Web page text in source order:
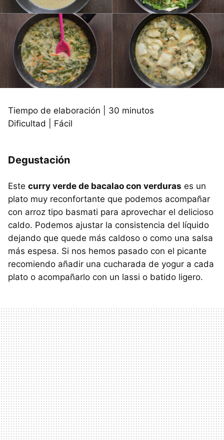
Tiempo de elaboración | 30 minutos
Dificultad | Fácil
Degustación
Este curry verde de bacalao con verduras es un
plato muy reconfortante que podemos acompañar
con arroz tipo basmati para aprovechar el delicioso
caldo. Podemos ajustar la consistencia del líquido
dejando que quede más caldoso o como una salsa
más espesa. Si nos hemos pasado con el picante
recomiendo añadir una cucharada de yogur a cada
plato o acompañarlo con un lassi o batido ligero.